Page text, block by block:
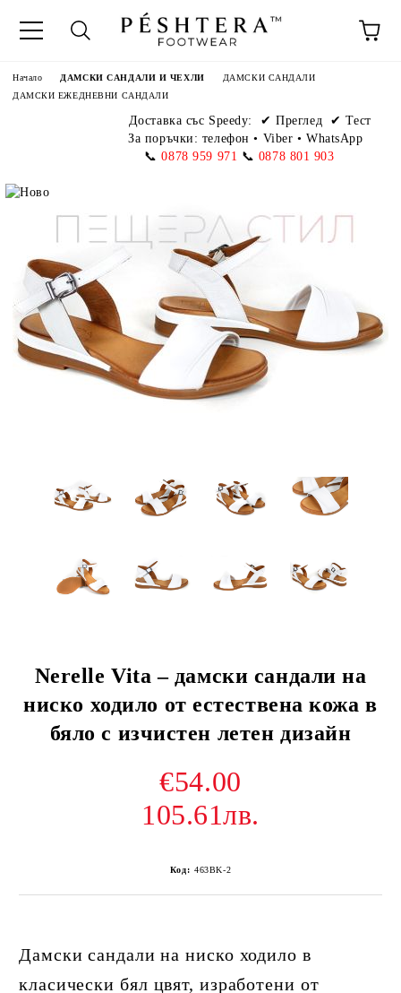
Начало ДАМСКИ САНДАЛИ И ЧЕХЛИ
ДАМСКИ САНДАЛИ
ДАМСКИ ЕЖЕДНЕВНИ САНДАЛИ
Доставка със Speedy:
✔ Преглед ✔ Тест
За поръчки: телефон• Viber • WhatsApp
📞 0878 959 971 📞 0878 801 903
Nerelle Vita – дамски сандали на
ниско ходило от естествена кожа в
бяло с изчистен летен дизайн
€54.00
105.61лв.
Код: 463BK-2
Дамски сандали на ниско ходило в
класически бял цвят, изработени от